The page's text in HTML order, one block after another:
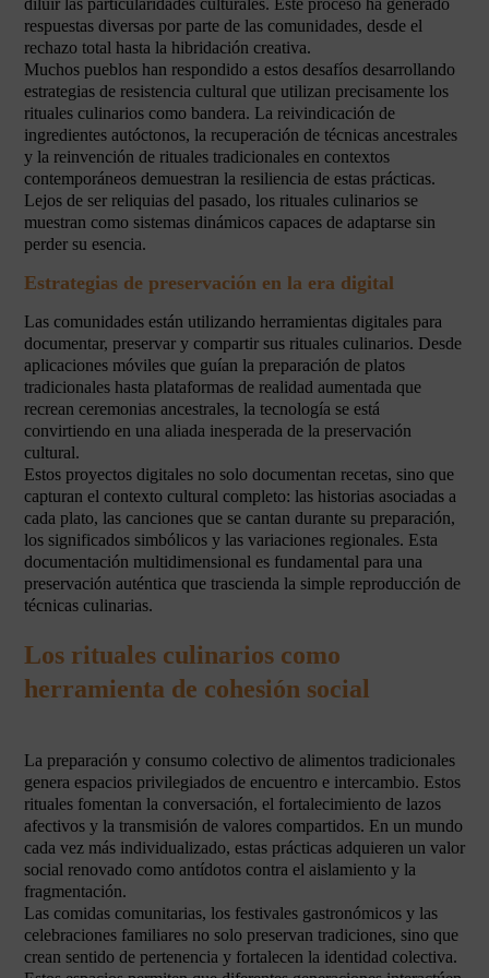
diluir las particularidades culturales. Este proceso ha generado
respuestas diversas por parte de las comunidades, desde el
rechazo total hasta la hibridación creativa.
Muchos pueblos han respondido a estos desafíos desarrollando
estrategias de resistencia cultural que utilizan precisamente los
rituales culinarios como bandera. La reivindicación de
ingredientes autóctonos, la recuperación de técnicas ancestrales
y la reinvención de rituales tradicionales en contextos
contemporáneos demuestran la resiliencia de estas prácticas.
Lejos de ser reliquias del pasado, los rituales culinarios se
muestran como sistemas dinámicos capaces de adaptarse sin
perder su esencia.
Estrategias de preservación en la era digital
Las comunidades están utilizando herramientas digitales para
documentar, preservar y compartir sus rituales culinarios. Desde
aplicaciones móviles que guían la preparación de platos
tradicionales hasta plataformas de realidad aumentada que
recrean ceremonias ancestrales, la tecnología se está
convirtiendo en una aliada inesperada de la preservación
cultural.
Estos proyectos digitales no solo documentan recetas, sino que
capturan el contexto cultural completo: las historias asociadas a
cada plato, las canciones que se cantan durante su preparación,
los significados simbólicos y las variaciones regionales. Esta
documentación multidimensional es fundamental para una
preservación auténtica que trascienda la simple reproducción de
técnicas culinarias.
Los rituales culinarios como
herramienta de cohesión social
La preparación y consumo colectivo de alimentos tradicionales
genera espacios privilegiados de encuentro e intercambio. Estos
rituales fomentan la conversación, el fortalecimiento de lazos
afectivos y la transmisión de valores compartidos. En un mundo
cada vez más individualizado, estas prácticas adquieren un valor
social renovado como antídotos contra el aislamiento y la
fragmentación.
Las comidas comunitarias, los festivales gastronómicos y las
celebraciones familiares no solo preservan tradiciones, sino que
crean sentido de pertenencia y fortalecen la identidad colectiva.